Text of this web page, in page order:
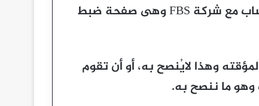
بعد ذلك يتم تحويلك الى الخطوة الثانية من فتح حساب مع شركة FBS وهى صفحة ضبط
وهذا لايُنصح به، أو أن تقوم
وهو ما ننصح به.